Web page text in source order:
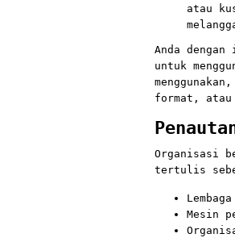
atau
Anda
untuk
format, atau
Organisasi
tertulis
Mesin